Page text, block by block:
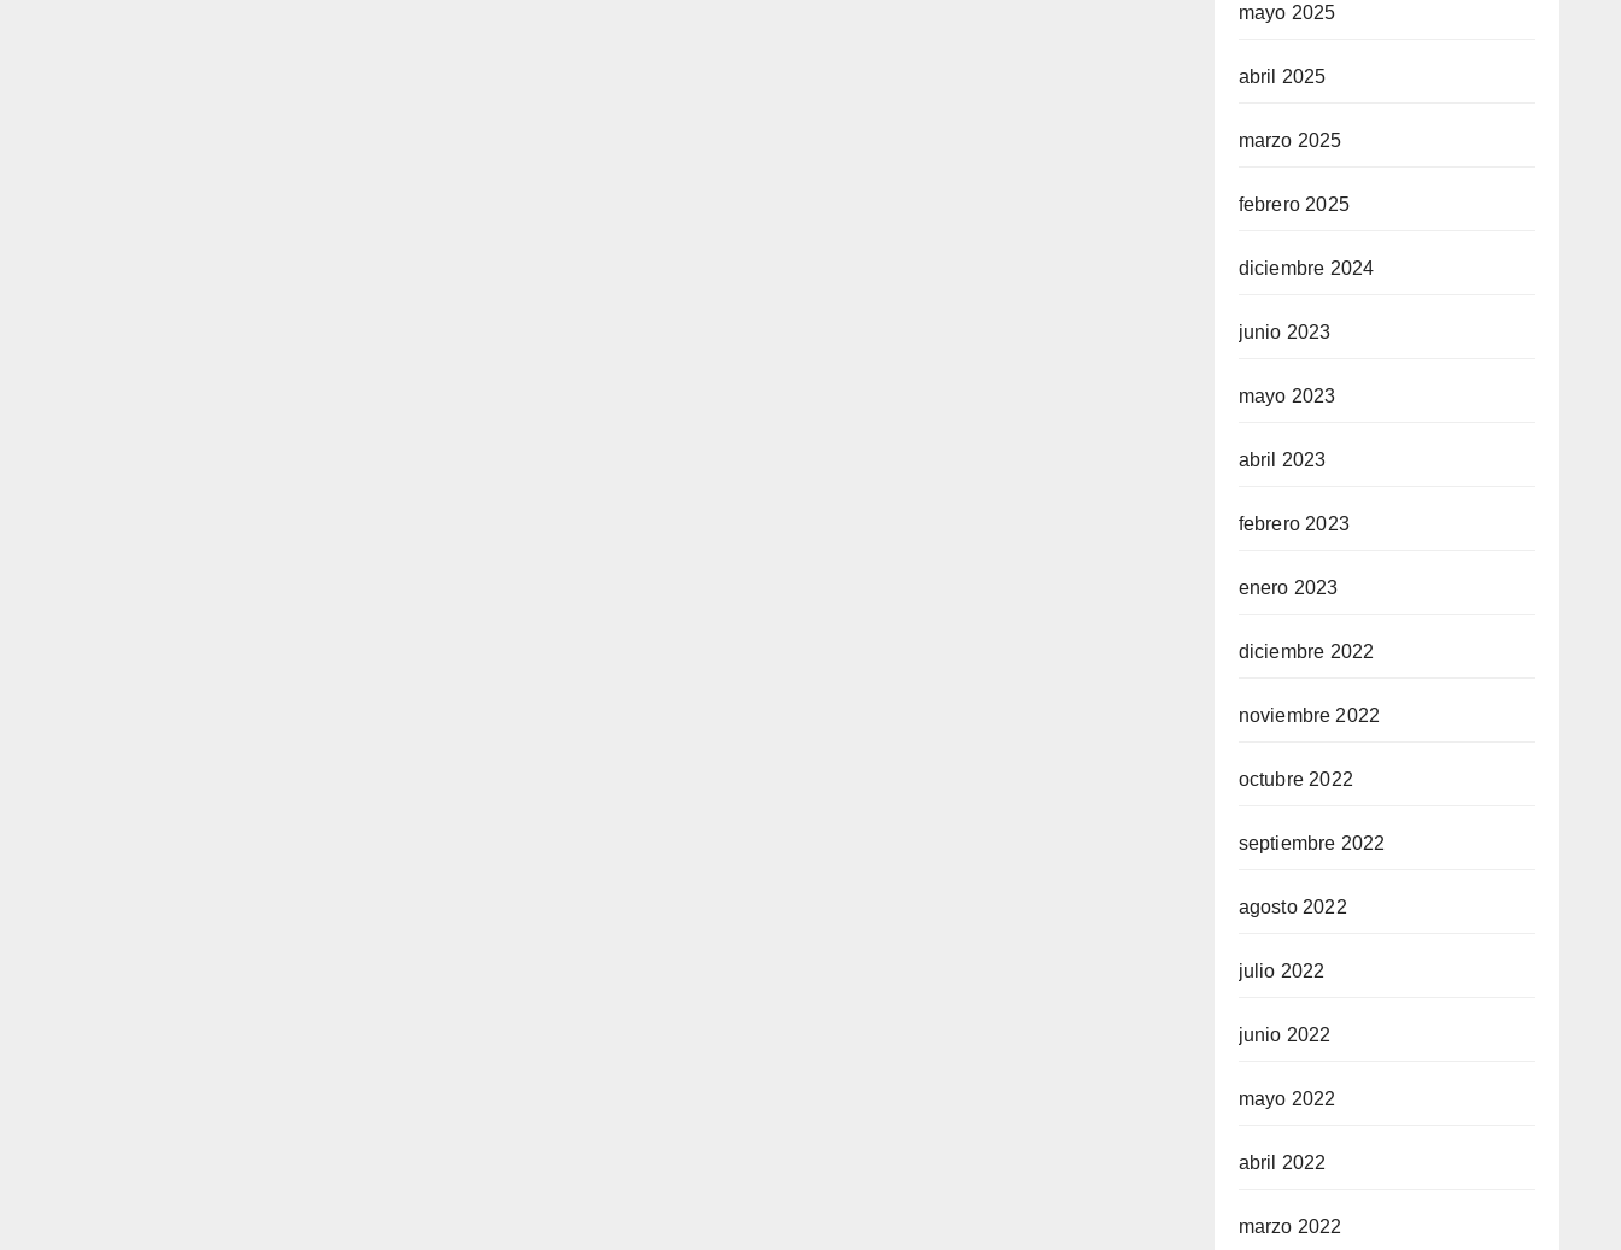
mayo 2025
abril 2025
marzo 2025
febrero 2025
diciembre 2024
junio 2023
mayo 2023
abril 2023
febrero 2023
enero 2023
diciembre 2022
noviembre 2022
octubre 2022
septiembre 2022
agosto 2022
julio 2022
junio 2022
mayo 2022
abril 2022
marzo 2022